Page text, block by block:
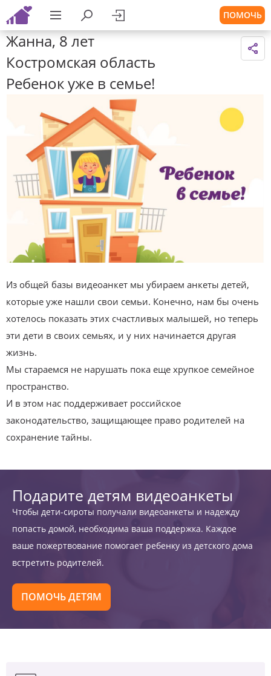
ПОМОЧЬ
Жанна, 8 лет
Костромская область
Ребенок уже в семье!
Из общей базы видеоанкет мы убираем анкеты детей,
которые уже нашли свои семьи. Конечно, нам бы очень
хотелось показать этих счастливых малышей, но теперь
эти дети в своих семьях, и у них начинается другая
жизнь.
Мы стараемся не нарушать пока еще хрупкое семейное
пространство.
И в этом нас поддерживает российское
законодательство, защищающее право родителей на
сохранение тайны.
Подарите детям видеоанкеты
Чтобы дети-сироты получали видеоанкеты и надежду
попасть домой, необходима ваша поддержка. Каждое
ваше пожертвование помогает ребенку из детского дома
встретить родителей.
ПОМОЧЬ ДЕТЯМ